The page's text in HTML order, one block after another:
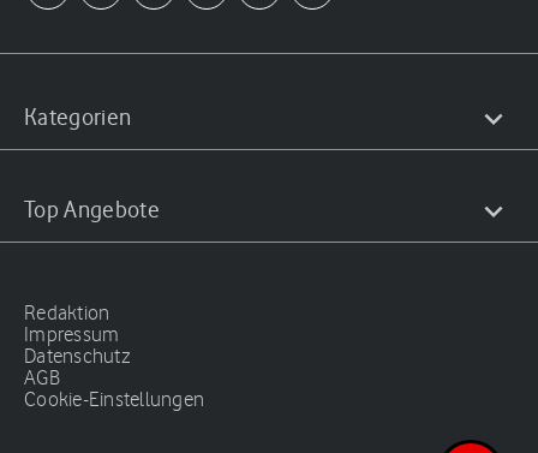
Kategorien
Top Angebote
Redaktion
Impressum
Datenschutz
AGB
Cookie-Einstellungen